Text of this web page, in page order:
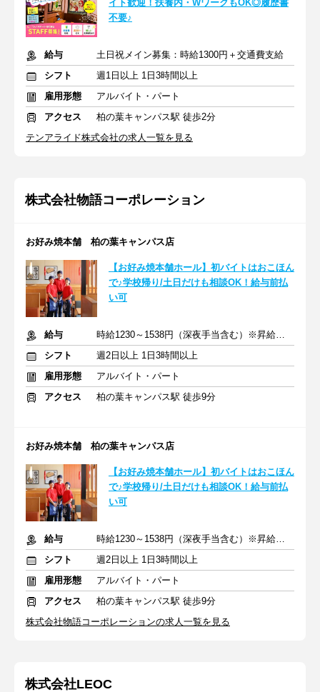
イト歓迎！扶養内・WワークもOK◎履歴書
不要♪
給与
土日祝メイン募集：時給1300円＋交通費支給
シフト
週1日以上 1日3時間以上
雇用形態
アルバイト・パート
アクセス
柏の葉キャンパス駅 徒歩2分
テンアライド株式会社の求人一覧を見る
株式会社物語コーポレーション
お好み焼本舗 柏の葉キャンパス店
【お好み焼本舗ホール】初バイトはおこほん
で♪学校帰り/土日だけも相談OK！給与前払
い可
給与
時給1230～1538円（深夜手当含む）※昇給は随時あり
シフト
週2日以上 1日3時間以上
雇用形態
アルバイト・パート
アクセス
柏の葉キャンパス駅 徒歩9分
お好み焼本舗 柏の葉キャンパス店
【お好み焼本舗ホール】初バイトはおこほん
で♪学校帰り/土日だけも相談OK！給与前払
い可
給与
時給1230～1538円（深夜手当含む）※昇給は随時あり
シフト
週2日以上 1日3時間以上
雇用形態
アルバイト・パート
アクセス
柏の葉キャンパス駅 徒歩9分
株式会社物語コーポレーションの求人一覧を見る
株式会社LEOC